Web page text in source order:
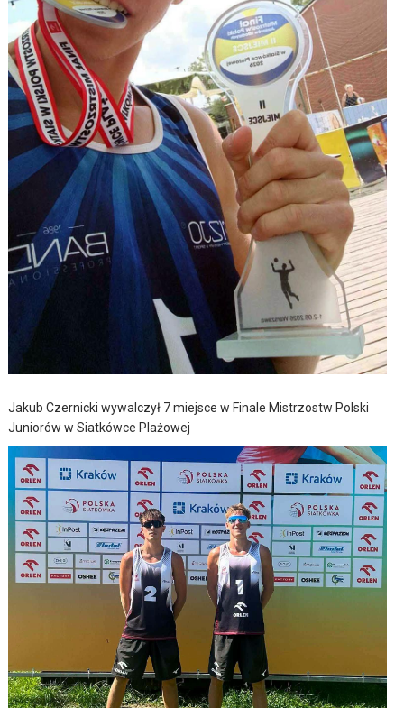
Jakub Czernicki wywalczył 7 miejsce w Finale Mistrzostw Polski
Juniorów w Siatkówce Plażowej